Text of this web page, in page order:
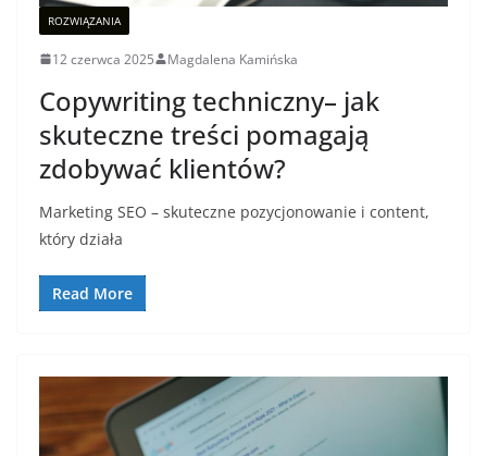
ROZWIĄZANIA
12 czerwca 2025 Magdalena Kamińska
Copywriting techniczny– jak
skuteczne treści pomagają
zdobywać klientów?
Marketing SEO – skuteczne pozycjonowanie i content,
który działa
Read More